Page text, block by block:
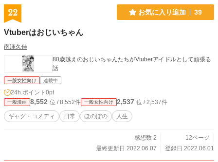
22 お気に入り追加 39
Vtuberはおじいちゃん
南澤久佳
80歳越えのおじいちゃんたちがVtuberアイドルとして頑張る
話
一般女性向け 連載中
24h.ポイント 0pt
一般漫画 8,552 位 / 8,552件 一般女性向け 2,537 位 / 2,537件
ギャグ・コメディ 日常 ほのぼの 人生
感想数 2
12ページ
最終更新日 2022.06.07
登録日 2022.06.01